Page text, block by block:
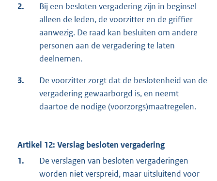
2.
Bij een besloten vergadering zijn in beginsel
alleen de leden, de voorzitter en de griffier
aanwezig. De raad kan besluiten om andere
personen aan de vergadering te laten
deelnemen.
3.
De voorzitter zorgt dat de beslotenheid van de
vergadering gewaarborgd is, en neemt
daartoe de nodige (voorzorgs)maatregelen.
Artikel 12: Verslag besloten vergadering
1.
De verslagen van besloten vergaderingen
worden niet verspreid, maar uitsluitend voor